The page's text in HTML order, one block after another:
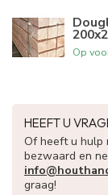
Op
HEEFT U
Of heeft u hulp
bezwaard en
graag!